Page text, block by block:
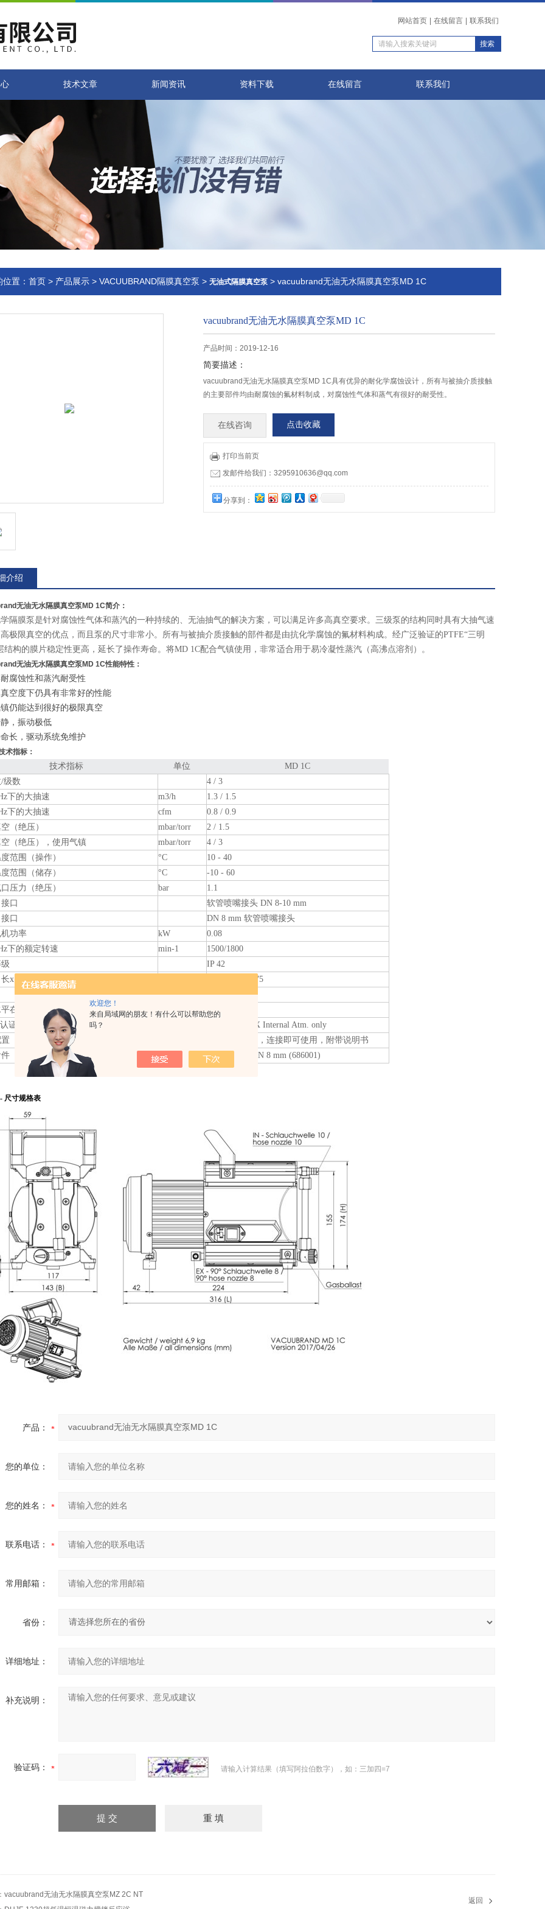
欢迎您！
来自局域网的朋友！有什么可以帮助您的
吗？
网站首页 在线留言 联系我们
技术文章 新闻资讯 资料下载 在线留言 联系我们
置： 首页 > 产品展示 > VACUUBRAND隔膜真空泵 > 无油式隔膜真空泵 > vacuubrand无油无水隔膜真空泵MD 1C
vacuubrand无油无水隔膜真空泵MD 1C
产品时间：2019-12-16
简要描述：
vacuubrand无油无水隔膜真空泵MD 1C具有优异的耐化学腐蚀设计，所有与被抽介质接触
的主要部件均由耐腐蚀的氟材料制成，对腐蚀性气体和蒸气有很好的耐受性。
在线咨询 点击收藏
打印当前页
发邮件给我们：3295910636@qq.com
分享到：
介绍
无油无水隔膜真空泵MD 1C简介：
隔膜泵是针对腐蚀性气体和蒸汽的一种持续的、无油抽气的解决方案，可以满足许多高真空要求。三级泵的结构同时具有大抽气速
极限真空的优点，而且泵的尺寸非常小。所有与被抽介质接触的部件都是由抗化学腐蚀的氟材料构成。经广泛验证的PTFE“三明
结构的膜片稳定性更高，延长了操作寿命。将MD 1C配合气镇使用，非常适合用于易冷凝性蒸汽（高沸点溶剂）。
无油无水隔膜真空泵MD 1C性能特性：
腐蚀性和蒸汽耐受性
空度下仍具有非常好的性能
仍能达到很好的极限真空
，振动极低
长，驱动系统免维护
术指标：
技术指标 单位
MD 1C
级数
4 / 3
下的大抽速
m3/h
1.3 / 1.5
下的大抽速
cfm
0.8 / 0.9
（绝压）
mbar/torr
2 / 1.5
（绝压），使用气镇
mbar/torr
4 / 3
范围（操作）
°C
10 - 40
范围（储存）
°C
-10 - 60
压力（绝压）
bar
1.1
口
软管喷嘴接头 DN 8-10 mm
口
DN 8 mm 软管喷嘴接头
功率
kW
0.08
下的额定转速
min-1
1500/1800
IP 42
x宽x高）
316 x 143 x 175
kg
6.9
在50赫茲，典型值
dBA
45
证 (仅限230V)
II 3G IIC T3 X Internal Atm. only
泵体安装完毕，连接即可使用，附带说明书
真空橡胶管 DN 8 mm (686001)
尺寸规格表
产品：
您的单位：
您的姓名：
联系电话：
常用邮箱：
省份：
详细地址：
补充说明：
验证码： 请输入计算结果（填写阿拉伯数字），如：三加四=7
vacuubrand无油无水隔膜真空泵MZ 2C NT
返回